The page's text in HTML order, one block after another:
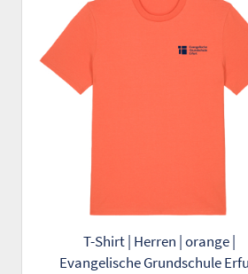
T-Shirt | Herren | orange |
Evangelische Grundschule